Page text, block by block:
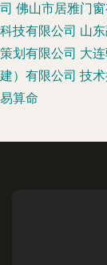
司 佛山市居雅门
科技有限公司 山
策划有限公司 大
建）有限公司 技
易算命